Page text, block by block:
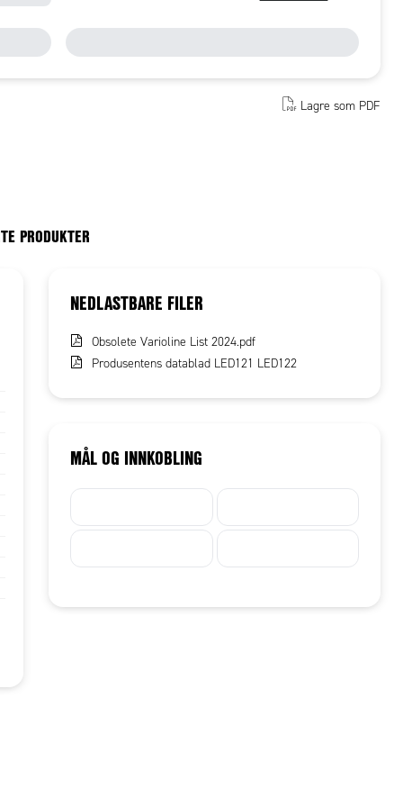
Lagre som PDF
PRODUKTER
NEDLASTBARE FILER
Obsolete Varioline List 2024.pdf
Produsentens datablad LED121 LED122
MÅL OG INNKOBLING